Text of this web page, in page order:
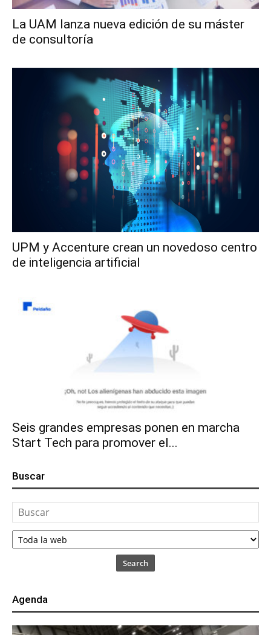
La UAM lanza nueva edición de su máster
de consultoría
UPM y Accenture crean un novedoso centro
de inteligencia artificial
Seis grandes empresas ponen en marcha
Start Tech para promover el...
Buscar
Search
Agenda